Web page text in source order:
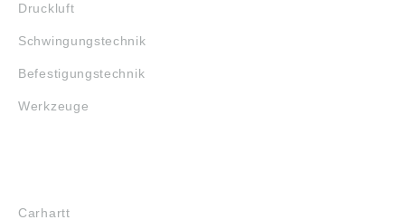
Druckluft
Schwingungstechnik
Befestigungstechnik
Werkzeuge
Carhartt